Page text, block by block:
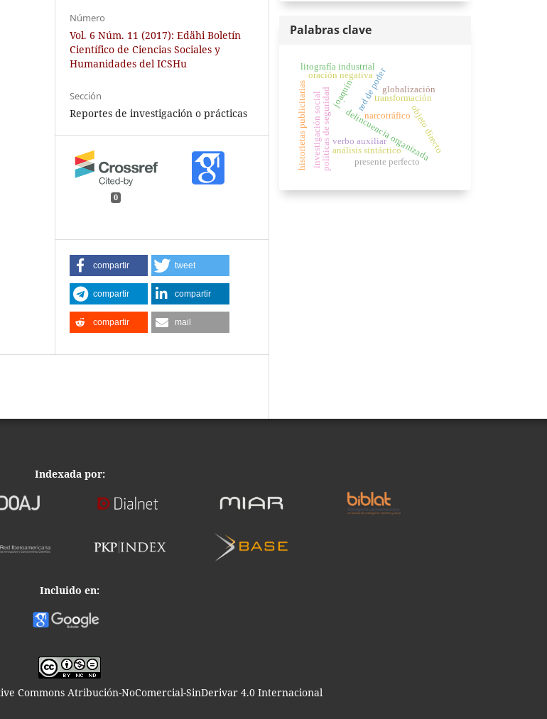
Número
Vol. 6 Núm. 11 (2017): Edähi Boletín
Científico de Ciencias Sociales y
Humanidades del ICSHu
Sección
Reportes de investigación o prácticas
0
compartir tweet
compartir compartir
compartir mail
Palabras clave
.
narcotráfico
delincuencia organizada
políticas de seguridad red de poder
joaquín
análisis sintáctico
oración negativa
presente perfecto
verbo auxiliar objeto directo
investigación social transformación
globalización
litografía industrial
historietas publicitarias
Indexada por:
Incluido en:
Commons Atribución-NoComercial-SinDerivar 4.0 Internacional